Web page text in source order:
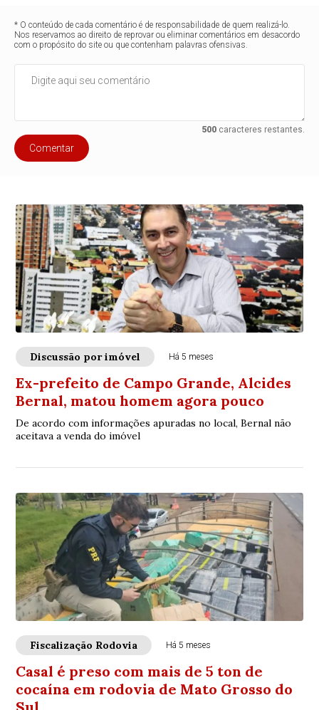
* O conteúdo de cada comentário é de responsabilidade de quem realizá-lo.
Nos reservamos ao direito de reprovar ou eliminar comentários em desacordo
com o propósito do site ou que contenham palavras ofensivas.
500caracteres restantes.
Comentar
Discussão por imóvel Há 5 meses
Ex-prefeito de Campo Grande, Alcides
Bernal, matou homem agora pouco
De acordo com informações apuradas no local, Bernal não
aceitava a venda do imóvel
Fiscalização Rodovia Há 5 meses
Casal é preso com mais de 5 ton de
cocaína em rodovia de Mato Grosso do